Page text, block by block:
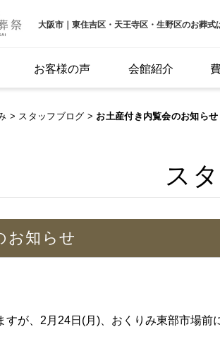
大阪市｜東住吉区・天王寺区・生野区のお葬式
お客様の声 会館紹介
> スタッフブログ > お土産付き内覧会のお知らせ
ス
お知らせ
すが、2月24日(月)、おくりみ東部市場前